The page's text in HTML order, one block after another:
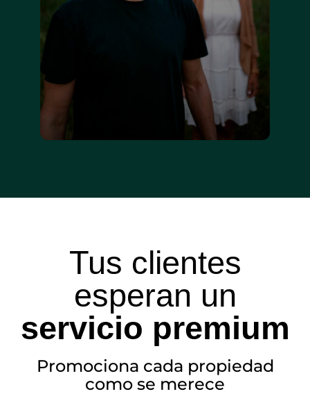
Tus clientes
esperan un
servicio premium
Promociona cada propiedad
como se merece